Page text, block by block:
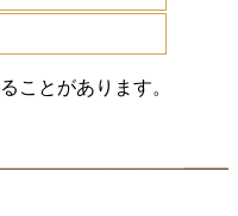
ことがあります。